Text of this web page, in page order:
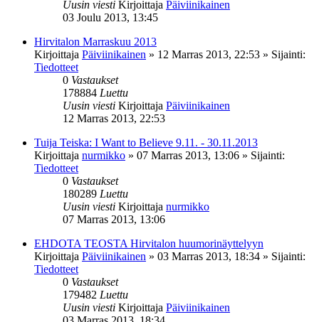
Uusin viesti Kirjoittaja Päiviinikainen
03 Joulu 2013, 13:45
Hirvitalon Marraskuu 2013
Kirjoittaja Päiviinikainen » 12 Marras 2013, 22:53 » Sijainti:
Tiedotteet
0 Vastaukset
178884 Luettu
Uusin viesti Kirjoittaja Päiviinikainen
12 Marras 2013, 22:53
Tuija Teiska: I Want to Believe 9.11. - 30.11.2013
Kirjoittaja nurmikko » 07 Marras 2013, 13:06 » Sijainti:
Tiedotteet
0 Vastaukset
180289 Luettu
Uusin viesti Kirjoittaja nurmikko
07 Marras 2013, 13:06
EHDOTA TEOSTA Hirvitalon huumorinäyttelyyn
Kirjoittaja Päiviinikainen » 03 Marras 2013, 18:34 » Sijainti:
Tiedotteet
0 Vastaukset
179482 Luettu
Uusin viesti Kirjoittaja Päiviinikainen